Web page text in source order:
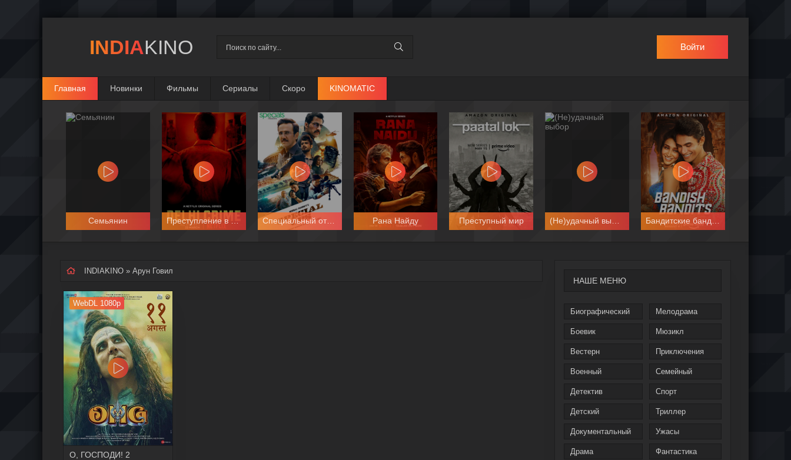
INDIAKINO Войти
Главная Новинки Фильмы Сериалы Скоро KINOMATIC
Семьянин Специальный отряд Рана Найду Преступный мир
НАШЕ МЕНЮ
Биографический
Боевик
Вестерн
Военный
Детектив
Детский
Документальный
Драма
Мелодрама
Мюзикл
Приключения
Семейный
Спорт
Триллер
Ужасы
Фантастика
INDIAKINO » Арун Говил
WebDL 1080p
О, ГОСПОДИ! 2